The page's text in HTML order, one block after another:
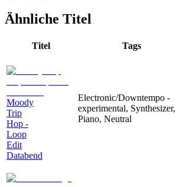
Ähnliche Titel
Titel Tags
Moody
Trip
Hop -
Loop
Edit
Databend
Electronic/Downtempo -
experimental, Synthesizer,
Piano, Neutral